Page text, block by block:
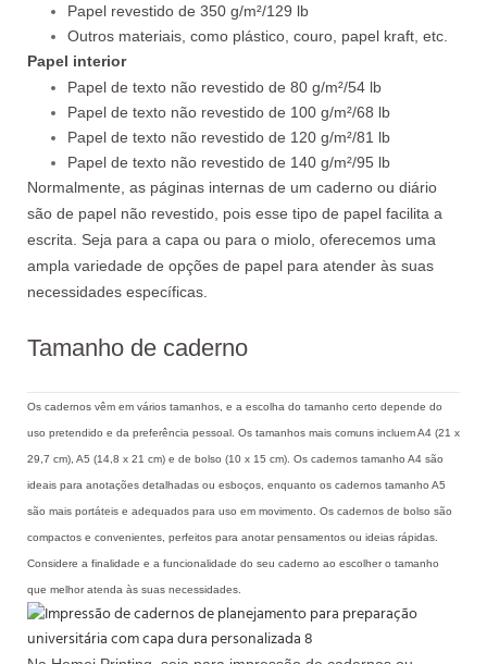
Papel revestido de 350 g/m²/129 lb
Outros materiais, como plástico, couro, papel kraft, etc.
Papel interior
Papel de texto não revestido de 80 g/m²/54 lb
Papel de texto não revestido de 100 g/m²/68 lb
Papel de texto não revestido de 120 g/m²/81 lb
Papel de texto não revestido de 140 g/m²/95 lb
Normalmente, as páginas internas de um caderno ou diário
são de papel não revestido, pois esse tipo de papel facilita a
escrita. Seja para a capa ou para o miolo, oferecemos uma
ampla variedade de opções de papel para atender às suas
necessidades específicas.
Tamanho de caderno
Os cadernos vêm em vários tamanhos, e a escolha do tamanho certo depende do
uso pretendido e da preferência pessoal. Os tamanhos mais comuns incluem A4 (21 x
29,7 cm), A5 (14,8 x 21 cm) e de bolso (10 x 15 cm). Os cadernos tamanho A4 são
ideais para anotações detalhadas ou esboços, enquanto os cadernos tamanho A5
são mais portáteis e adequados para uso em movimento. Os cadernos de bolso são
compactos e convenientes, perfeitos para anotar pensamentos ou ideias rápidas.
Considere a finalidade e a funcionalidade do seu caderno ao escolher o tamanho
que melhor atenda às suas necessidades.